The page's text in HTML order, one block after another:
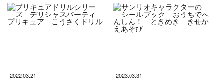
2022.03.21 2023.03.31